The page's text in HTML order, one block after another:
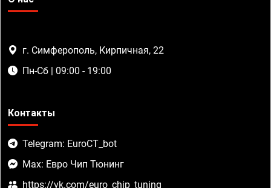
г. Симферополь, Кирпичная, 22
Пн-Сб | 09:00 - 19:00
Контакты
Telegram: EuroCT_bot
Max: Евро Чип Тюнинг
https://vk.com/euro_chip_tuning